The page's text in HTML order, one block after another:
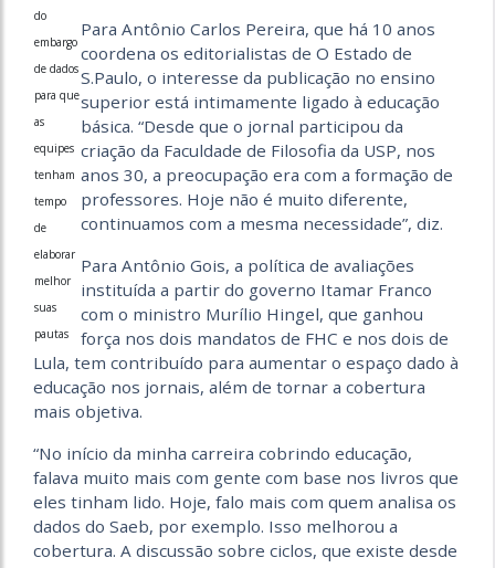
do
embargo
de dados
para que
as
equipes
tenham
tempo
de
elaborar
melhor
suas
pautas
Para Antônio Carlos Pereira, que há 10 anos
coordena os editorialistas de O Estado de
S.Paulo, o interesse da publicação no ensino
superior está intimamente ligado à educação
básica. “Desde que o jornal participou da
criação da Faculdade de Filosofia da USP, nos
anos 30, a preocupação era com a formação de
professores. Hoje não é muito diferente,
continuamos com a mesma necessidade”, diz.
Para Antônio Gois, a política de avaliações
instituída a partir do governo Itamar Franco
com o ministro Murílio Hingel, que ganhou
força nos dois mandatos de FHC e nos dois de
Lula, tem contribuído para aumentar o espaço dado à
educação nos jornais, além de tornar a cobertura
mais objetiva.
“No início da minha carreira cobrindo educação,
falava muito mais com gente com base nos livros que
eles tinham lido. Hoje, falo mais com quem analisa os
dados do Saeb, por exemplo. Isso melhorou a
cobertura. A discussão sobre ciclos, que existe desde